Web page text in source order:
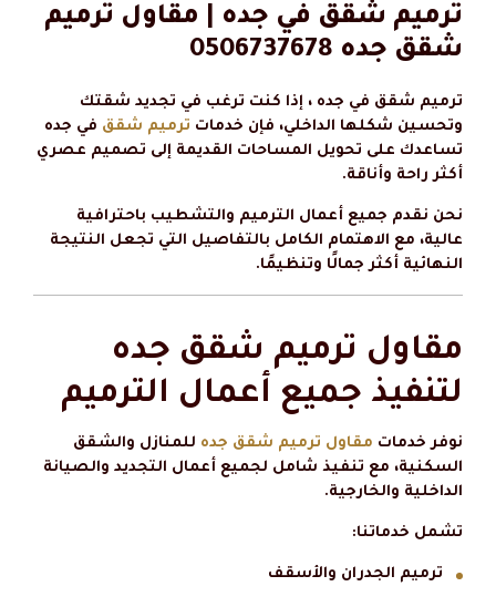
ترميم شقق في جده | مقاول ترميم
شقق جده 0506737678
ترميم شقق في جده ، إذا كنت ترغب في تجديد شقتك
وتحسين شكلها الداخلي، فإن خدمات ترميم شقق في جده
تساعدك على تحويل المساحات القديمة إلى تصميم عصري
أكثر راحة وأناقة.
نحن نقدم جميع أعمال الترميم والتشطيب باحترافية
عالية، مع الاهتمام الكامل بالتفاصيل التي تجعل النتيجة
النهائية أكثر جمالًا وتنظيمًا.
مقاول ترميم شقق جده
لتنفيذ جميع أعمال الترميم
نوفر خدمات مقاول ترميم شقق جده للمنازل والشقق
السكنية، مع تنفيذ شامل لجميع أعمال التجديد والصيانة
الداخلية والخارجية.
تشمل خدماتنا:
ترميم الجدران والأسقف